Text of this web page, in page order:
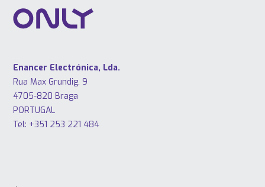
Enancer Electrónica, Lda.
Rua Max Grundig, 9
4705-820 Braga
PORTUGAL
Tel: +351 253 221 484